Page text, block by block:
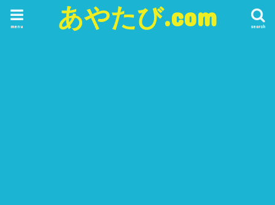
あやたび.com search
menu